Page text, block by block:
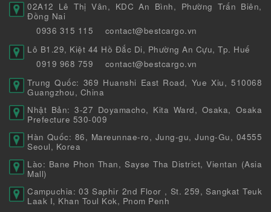
02A12 Lê Thị Vân, KDC An Bình, Phường Trấn Biên,
Đồng Nai
0936 315 115
contact@bestcargo.vn
Lô B1.29, Kiệt 44 Hồ Đắc Di, Phường An Cựu, Tp. Huế
0919 968 759
contact@bestcargo.vn
Trung Quốc: 369 Huanshi East Road, Yue Xiu, 510068
Guangzhou, China
Nhật Bản: 3-27 Doyamacho, Kita Ward, Osaka, Osaka
Prefecture 530-009
Hàn Quốc: 86, Mareunnae-ro, Jung-gu, Jung-Gu, 04555
Seoul, Korea
Lào: Bane Phon Than, Sayse Tha District, Vientan (Asia
Mall)
Campuchia: 03 Saphir 2nd Floor , St. 259, Sangkat Teuk
Laak I, Khan Toul Kok, Pnom Penh